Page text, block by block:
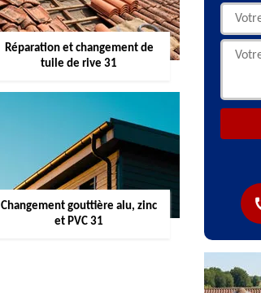
Réparation et changement de
tuile de rive 31
Changement gouttière alu, zinc
et PVC 31